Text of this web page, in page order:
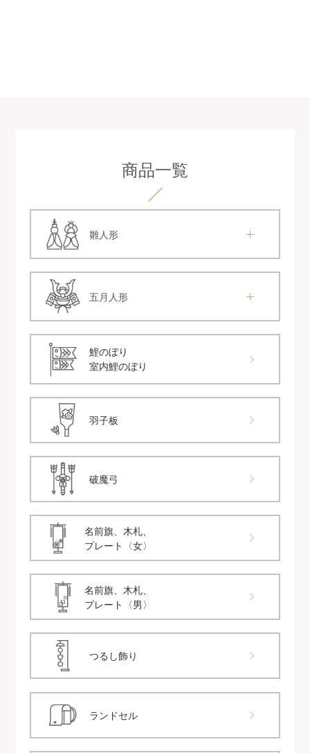
商品一覧
雛人形
五月人形
鯉のぼり
室内鯉のぼり
羽子板
破魔弓
名前旗、木札、
プレート〈女〉
名前旗、木札、
プレート〈男〉
つるし飾り
ランドセル